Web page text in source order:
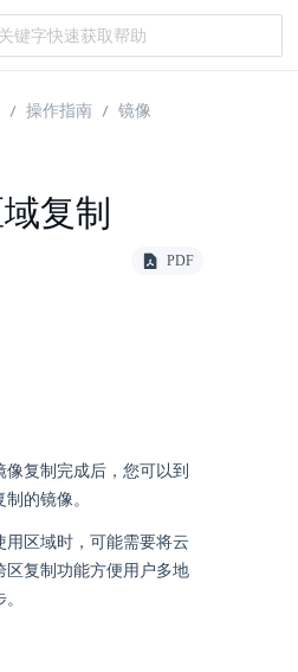
操作指南
镜像
复制
PDF
复制完成后，您可以到
的镜像。
用区域时，可能需要将云
区复制功能方便用户多地